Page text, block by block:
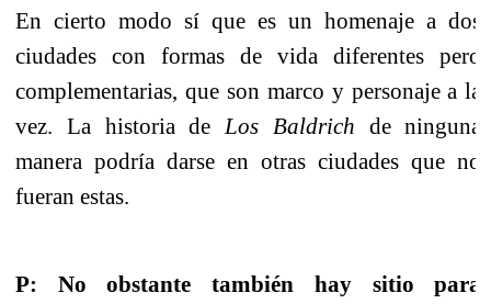
En cierto modo sí que es un homenaje a dos
ciudades con formas de vida diferentes pero
complementarias, que son marco y personaje a la
vez. La historia de Los Baldrich de ninguna
manera podría darse en otras ciudades que no
fueran estas.
P: No obstante también hay sitio para